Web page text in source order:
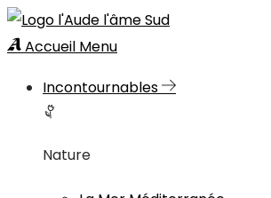
Accueil Menu
Incontournables
Nature